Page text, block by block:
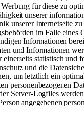
für diese zu
unserer
unserer Internetseite
im Falle eines
Informationen
und Informationen
statistisch und
und die
um letztlich ein
personenbezogenen
Server-Logfiles
angegebenen